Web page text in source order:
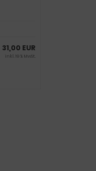
31,00 EUR
inkl. 19 % MwSt.